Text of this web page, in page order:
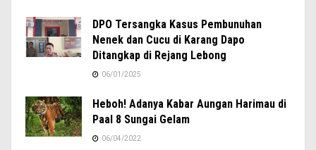
DPO Tersangka Kasus Pembunuhan
Nenek dan Cucu di Karang Dapo
Ditangkap di Rejang Lebong
06/01/2025
Heboh! Adanya Kabar Aungan Harimau di
Paal 8 Sungai Gelam
06/04/2022